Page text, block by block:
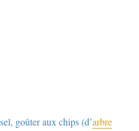
goûter aux chips (d’arbre